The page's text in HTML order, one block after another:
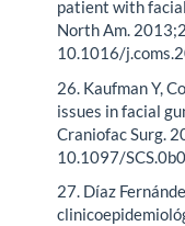
patient with
North Am.
10.1016/
26. Kaufman Y,
issues in facial
Craniofac Surg.
10.1097/
27. Díaz